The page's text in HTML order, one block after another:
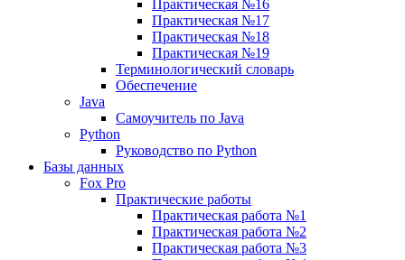
Практическая №16
Практическая №17
Практическая №18
Практическая №19
Терминологический словарь
Обеспечение
Java
Самоучитель по Java
Python
Руководство по Python
Базы данных
Fox Pro
Практические работы
Практическая работа №1
Практическая работа №2
Практическая работа №3